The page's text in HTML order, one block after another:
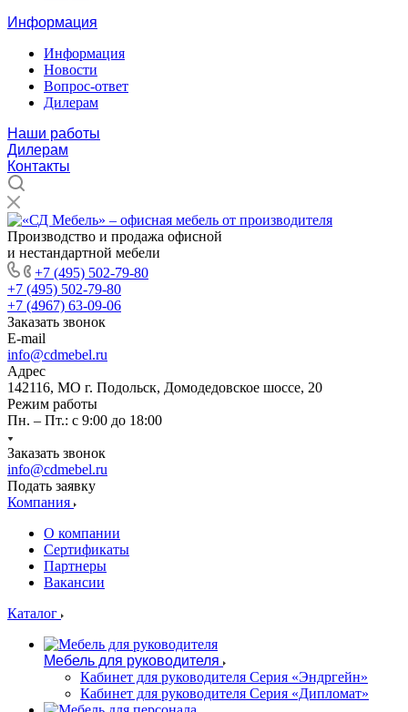
Информация
Информация
Новости
Вопрос-ответ
Дилерам
Наши работы
Дилерам
Контакты
Производство и продажа офисной
и нестандартной мебели
+7 (495) 502-79-80
+7 (495) 502-79-80
+7 (4967) 63-09-06
Заказать звонок
E-mail
info@cdmebel.ru
Адрес
142116, МО г. Подольск, Домодедовское шоссе, 20
Режим работы
Пн. – Пт.: с 9:00 до 18:00
Заказать звонок
info@cdmebel.ru
Подать заявку
Компания
О компании
Сертификаты
Партнеры
Вакансии
Каталог
Мебель для руководителя
Кабинет для руководителя Серия «Эндргейн»
Кабинет для руководителя Серия «Дипломат»